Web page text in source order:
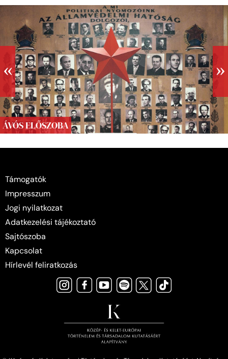
ÁVÓS ELŐSZOBA
Támogatók
Impresszum
Jogi nyilatkozat
Adatkezelési tájékoztató
Sajtószoba
Kapcsolat
Hírlevél feliratkozás